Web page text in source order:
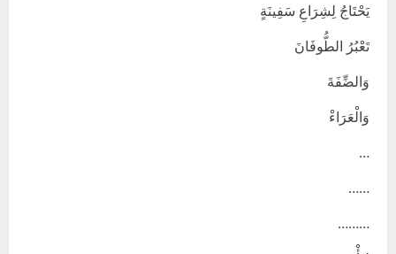
يَحْتَاجُ لِشِرَاعِ سَفِينَةٍ
تَعْبُرُ الطُّوفَانَ
وَالضِّفَةَ
وَالْعَرَاءْ
…
……
………